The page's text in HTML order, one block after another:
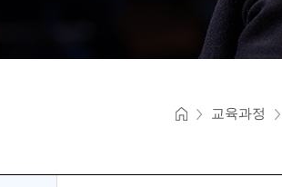
교육과정